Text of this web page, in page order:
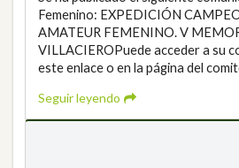
Femenino: EXPEDICIÓN
AMATEUR FEMENINO. V
VILLACIEROPuede acceder a su
este enlace o en la página del
Seguir leyendo